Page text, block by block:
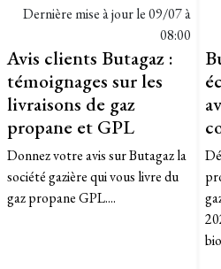
Dernière mise à jour le09/07 à
08:00
Avis clients Butagaz :
témoignages sur les
livraisons de gaz
propane et GPL
Donnez votre avis sur Butagaz la
société gazière qui vous livre du
gaz propane GPL....